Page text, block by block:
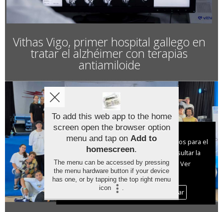
Vithas Vigo, primer hospital gallego en
tratar el alzhéimer con terapias
antiamiloide
Aviso sobre el Uso de cookies:
Utilizamos cookies nuestras y de terceros para el
funcionamiento del digital. Puedes consultar la
lista de cookies y como desconectarlas.
Ver
nuestra Política de Privacidad y Cookies
Aceptar Cookies
Personalizar
To add this web app to the home
screen open the browser option
menu and tap on Add to
homescreen.
The menu can be accessed by pressing
the menu hardware button if your device
has one, or by tapping the top right menu
icon
.